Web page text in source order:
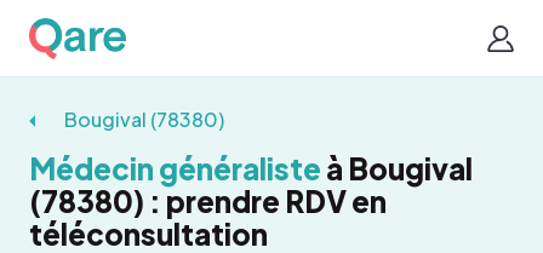
Bougival (78380)
Médecin généraliste à Bougival
(78380) : prendre RDV en
téléconsultation